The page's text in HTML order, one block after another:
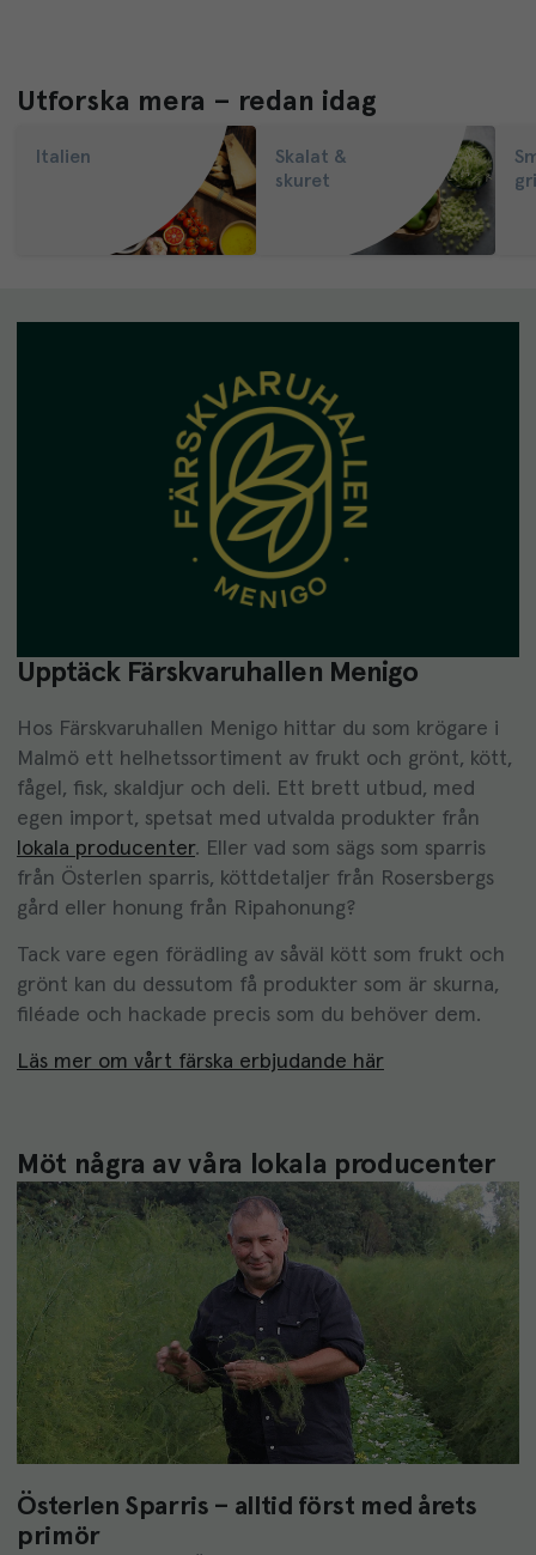
Utforska mera – redan idag
Italien
Skalat &
skuret
Upptäck Färskvaruhallen Menigo
Hos Färskvaruhallen Menigo hittar du som krögare i
Malmö ett helhetssortiment av frukt och grönt, kött,
fågel, fisk, skaldjur och deli. Ett brett utbud, med
egen import, spetsat med utvalda produkter från
lokala producenter. Eller vad som sägs som sparris
från Österlen sparris, köttdetaljer från Rosersbergs
gård eller honung från Ripahonung?
Tack vare egen förädling av såväl kött som frukt och
grönt kan du dessutom få produkter som är skurna,
filéade och hackade precis som du behöver dem.
Läs mer om vårt färska erbjudande här
Möt några av våra lokala producenter
Österlen Sparris – alltid först med årets
primör